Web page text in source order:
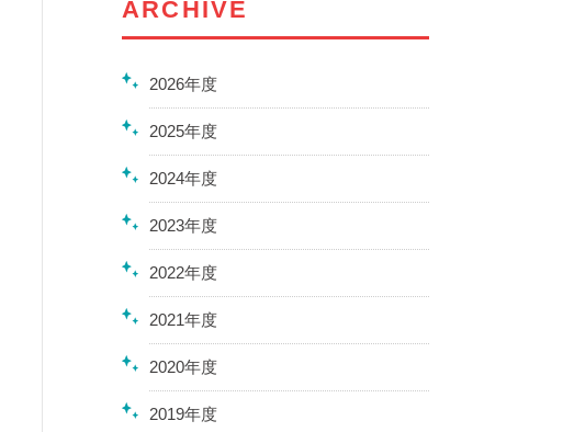
ARCHIVE
2026年度
2025年度
2024年度
2023年度
2022年度
2021年度
2020年度
2019年度